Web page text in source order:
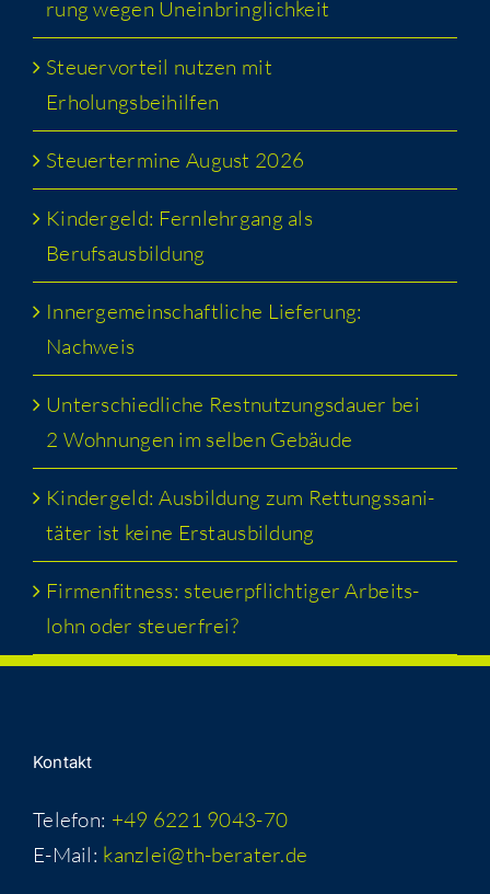
rung wegen Uneinbringlichkeit
Steu­er­vor­teil nut­zen mit
Erholungsbeihilfen
Steu­er­ter­mi­ne August 2026
Kin­der­geld: Fern­lehr­gang als
Berufsausbildung
Inner­ge­mein­schaft­li­che Lie­fe­rung:
Nachweis
Unter­schied­li­che Rest­nut­zungs­dau­er bei
2 Woh­nun­gen im sel­ben Gebäude
Kin­der­geld: Aus­bil­dung zum Ret­tungs­sa­ni­
tä­ter ist kei­ne Erstausbildung
Fir­men­fit­ness: steu­er­pflich­ti­ger Arbeits­
lohn oder steuerfrei?
Kon­takt
Telefon: +49 6221 9043-70
E-Mail: kanzlei@th-berater.de